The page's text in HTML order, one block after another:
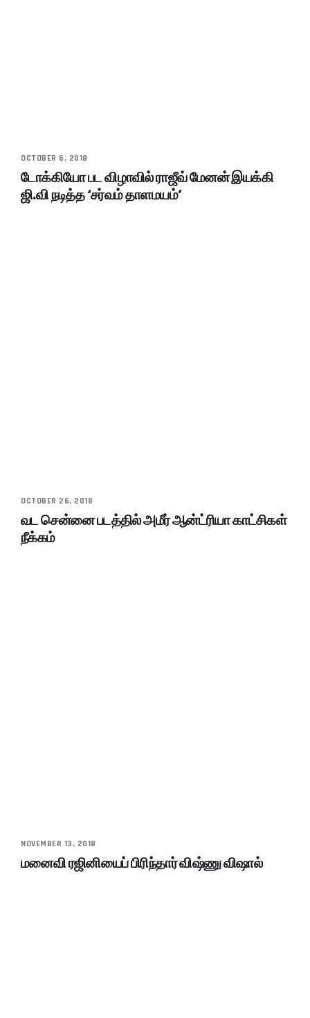
OCTOBER 6, 2018
டோக்கியோ பட விழாவில் ராஜீவ் மேனன் இயக்கி
ஜி.வி நடித்த ‘சர்வம் தாளமயம்’
OCTOBER 26, 2018
வட சென்னை படத்தில் அமீர் ஆன்ட்ரியா காட்சிகள்
நீக்கம்
NOVEMBER 13, 2018
மனைவி ரஜினியைப் பிரிந்தார் விஷ்ணு விஷால்